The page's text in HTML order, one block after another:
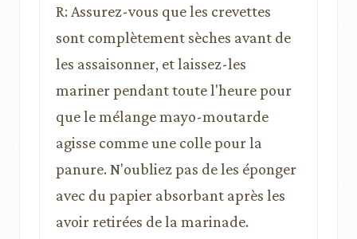
R: Assurez-vous que les crevettes
sont complètement sèches avant de
les assaisonner, et laissez-les
mariner pendant toute l'heure pour
que le mélange mayo-moutarde
agisse comme une colle pour la
panure. N'oubliez pas de les éponger
avec du papier absorbant après les
avoir retirées de la marinade.